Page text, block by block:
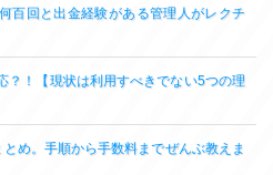
百回と出金経験がある管理人がレクチ
？！【現状は利用すべきでない5つの理
め。手順から手数料までぜんぶ教えま